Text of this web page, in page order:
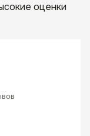
оценки